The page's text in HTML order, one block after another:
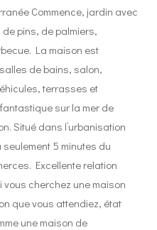
Commence, jardin avec
pins, de palmiers,
La maison est
de bains, salon,
terrasses et
sur la mer de
Situé dans l’urbanisation
seulement 5 minutes du
Excellente relation
vous cherchez une maison
que vous attendiez, état
une maison de